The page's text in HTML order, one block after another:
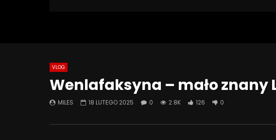
Jak odstawić LEKI? Ostatnia wizyta
– kiedy przestać chodzić do
Jak psychiatrzy i terapeuci
SZKODZĄ pacjentom? |
30 WRZEŚNIA 2025
VLOG
Wenlafaksyna – mało znany
MILES 18 LUTEGO 2025 0 2.8K 126 0